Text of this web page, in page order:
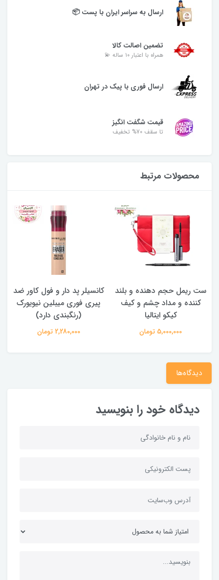
ارسال به سراسر ایران با پست 📦
تضمین اصالت کالا
همراه با اعتبار ۱۰ ساله 💫
ارسال فوری با پیک در تهران
قیمت شگفت انگیز
تا سقف 70% تخفیف
محصولات مرتبط
ست ریمل حجم دهنده و بلند
کننده و مداد چشم و کیف
کیکو ایتالیا
5,000,000 تومان
کانسیلر پد دار و فول کاور ضد
پیری فوری میبلین نیویورک
(رنگبندی دارد)
2,280,000 تومان
دیدگاه‌ها
دیدگاه خود را بنویسید